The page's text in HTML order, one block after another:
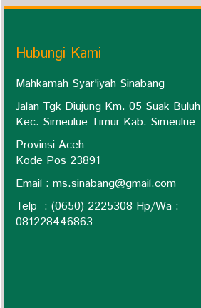
Hubungi Kami
Mahkamah Syar'iyah Sinabang
Jalan Tgk Diujung Km. 05 Suak Buluh
Kec. Simeulue Timur Kab. Simeulue
Provinsi Aceh
Kode Pos 23891
Email : ms.sinabang@gmail.com
Telp : (0650) 2225308 Hp/Wa :
081228446863